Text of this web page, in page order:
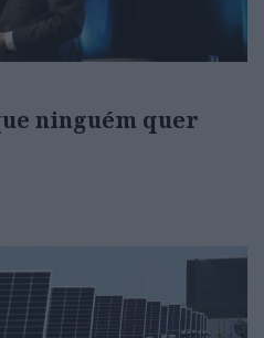
ninguém quer